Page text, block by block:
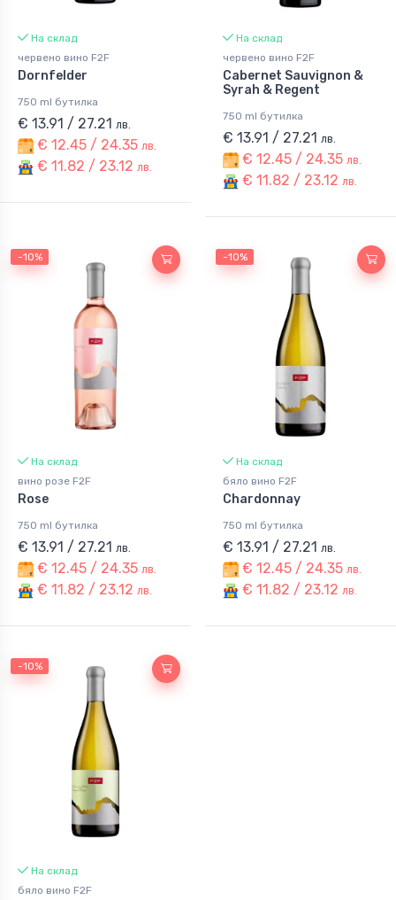
На склад
червено вино F2F
Dornfelder
750 ml бутилка
€ 13.91 / 27.21 лв.
€ 12.45 / 24.35 лв.
€ 11.82 / 23.12 лв.
На склад
червено вино F2F
Cabernet Sauvignon &
Syrah & Regent
750 ml бутилка
€ 13.91 / 27.21 лв.
€ 12.45 / 24.35 лв.
€ 11.82 / 23.12 лв.
-10%
На склад
вино розе F2F
Rose
750 ml бутилка
€ 13.91 / 27.21 лв.
€ 12.45 / 24.35 лв.
€ 11.82 / 23.12 лв.
-10%
На склад
бяло вино F2F
Chardonnay
750 ml бутилка
€ 13.91 / 27.21 лв.
€ 12.45 / 24.35 лв.
€ 11.82 / 23.12 лв.
-10%
На склад
бяло вино F2F